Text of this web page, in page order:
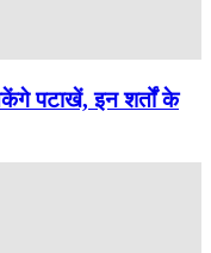
पटाखें, इन शर्तों के